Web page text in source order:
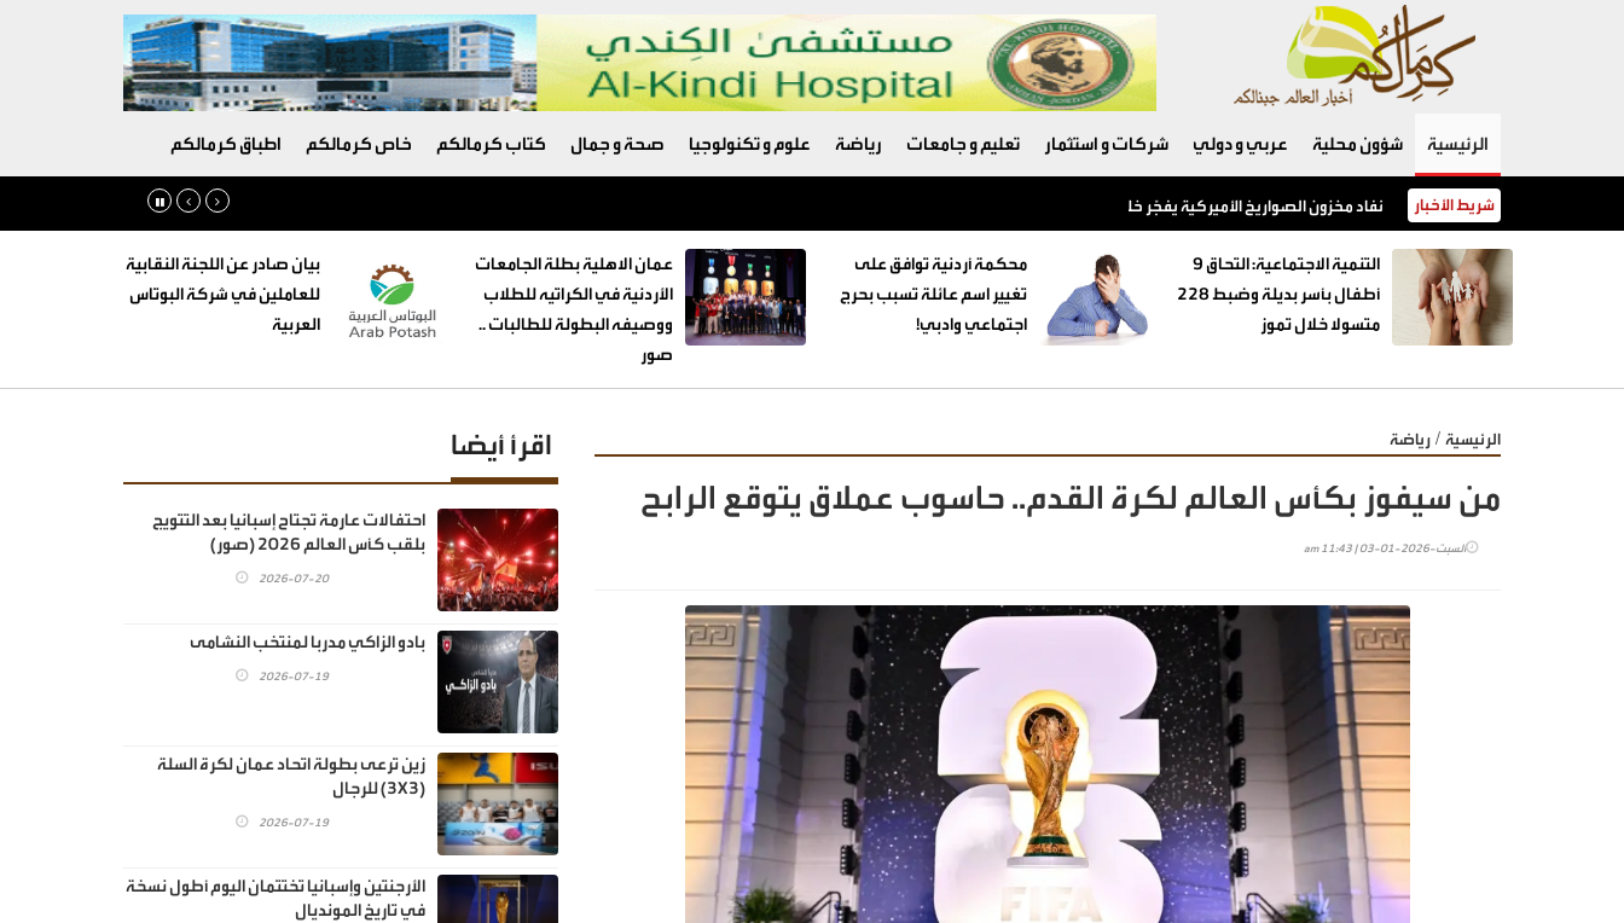
الرئيسية شؤون محلية عربي و دولي شركات و استثمار تعليم و جامعات رياضة علوم و تكنولوجيا صحة و جمال كتاب كرمالكم خاص كرمالكم اطباق كرمالكم
شريط الأخبار نفاد مخزون الصواريخ الأميركية يفجّر خلافًا بين ترامب والبنتاغون
‏التنمية الاجتماعية: التحاق 9
أطفال بأسر بديلة وضبط 228
متسولا خلال تموز
محكمة أردنية توافق على
تغيير اسم عائلة تسبب بحرج
اجتماعي وادبي!
عمان الاهلية بطلة الجامعات
الأردنية في الكراتيه للطلاب
ووصيفه البطولة للطالبات ..
صور
بيان صادر عن اللجنة النقابية
للعاملين في شركة البوتاس
العربية
الرئيسية / رياضة
من سيفوز بكأس العالم لكرة القدم.. حاسوب عملاق يتوقع الرابح
السبت-2026-01-03 | 11:43 am
اقرأ أيضا
احتفالات عارمة تجتاح إسبانيا بعد التتويج
بلقب كأس العالم 2026 (صور)
2026-07-20
بادو الزاكي مدربا لمنتخب النشامى
2026-07-19
زين ترعى بطولة اتحاد عمان لكرة السلة
(3X3) للرجال
2026-07-19
الأرجنتين وإسبانيا تختتمان اليوم أطول نسخة
في تاريخ المونديال